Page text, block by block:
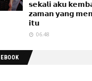
𝘀𝗲𝗸𝗮𝗹𝗶 𝗮𝗸𝘂
𝘇𝗮𝗺𝗮𝗻 𝘆𝗮𝗻𝗴
𝗶𝘁𝘂
06.48